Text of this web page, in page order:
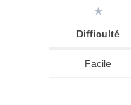
★
Difficulté
Facile